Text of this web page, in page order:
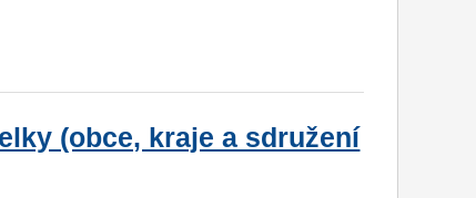
(obce, kraje a sdružení